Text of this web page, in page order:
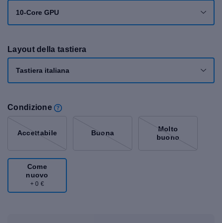
10-Core GPU
Layout della tastiera
Tastiera italiana
Condizione
Accettabile Buona
Molto
buono
Come
nuovo
+ 0 €